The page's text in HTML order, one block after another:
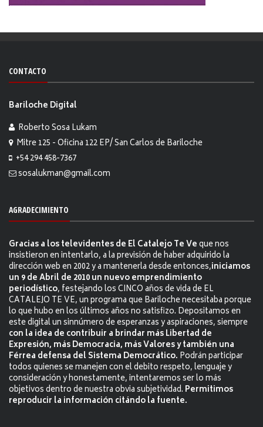
CONTACTO
Bariloche Digital
Roberto Sosa Lukam
Mitre 125 - Oficina 122 EP/ San Carlos de Bariloche
+54 294 458-7367
sosalukman@gmail.com
AGRADECIMIENTO
Gracias a los televidentes de El Catalejo Te Veque nos
insistieron en intentarlo, a la previsión de haber adquirido la
dirección web en 2002 y a mantenerla desde entonces,iniciamos
un 9 de Abril de 2010 un nuevo emprendimiento
periodístico, festejando los CINCO años de vida de EL
CATALEJO TE VE, un programa que Bariloche necesitaba porque
lo que hubo en los últimos años no satisfizo. Depositamos en
este digital un sinnúmero de esperanzas y aspiraciones, siempre
con la idea de contribuir a brindar más Libertad de
Expresión, más Democracia, más Valores y también una
Férrea defensa del Sistema Democrático. Podrán participar
todos quienes se manejen con el debito respeto, lenguaje y
consideración y honestamente, intentaremos ser lo más
objetivos dentro de nuestra obvia subjetividad. Permitimos
reproducir la información citándo la fuente.